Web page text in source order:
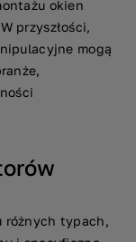
okien
przyszłości,
mogą
różnych typach,